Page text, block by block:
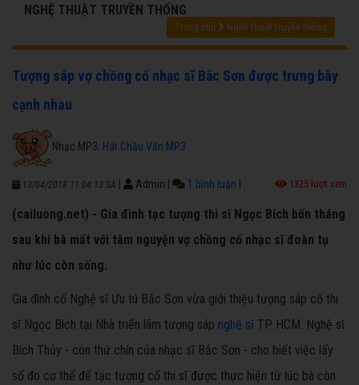
NGHỆ THUẬT TRUYỀN THỐNG
Trang chủ Nghệ thuật truyền thống
Tượng sáp vợ chồng cố nhạc sĩ Bắc Sơn được trưng bày
cạnh nhau
Nhạc MP3: Hát Chầu Văn MP3
13/04/2018 11:04:13 SA Admin 1 bình luận 1325 lượt xem
(cailuong.net) - Gia đình tạc tượng thi sĩ Ngọc Bích bốn tháng
sau khi bà mất với tâm nguyện vợ chồng cố nhạc sĩ đoàn tụ
như lúc còn sống.
Gia đình cố Nghệ sĩ Ưu tú Bắc Sơn vừa giới thiệu tượng sáp cố thi
sĩ Ngọc Bích tại Nhà triển lãm tượng sáp nghệ sĩ TP HCM. Nghệ sĩ
Bích Thủy - con thứ chín của nhạc sĩ Bắc Sơn - cho biết việc lấy
số đo cơ thể để tạc tượng cố thi sĩ được thực hiện từ lúc bà còn